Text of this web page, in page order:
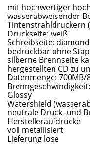
mit hochwertiger
wasserabweisender
Tintenstrahldruckern
Druckseite: weiß
Schreibseite:
bedruckbar ohne
silberne Brennseite
hergestellten CD zu
Datenmenge: 700MB/
Glossy
Watershield
neutrale Druck- und
Herstelleraufdrucke
voll metallisiert
Lieferung lose